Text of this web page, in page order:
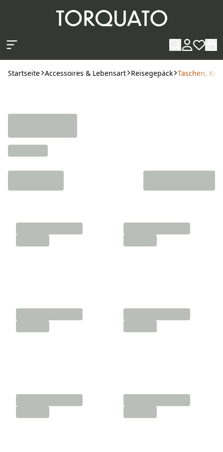
Startseite Accessoires & Lebensart Reisegepäck Taschen,